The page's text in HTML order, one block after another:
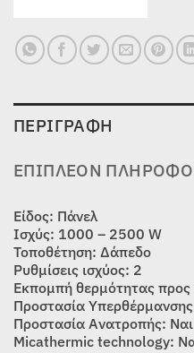
ΠΕΡΙΓΡΑΦΉ
ΕΠΙΠΛΈΟΝ
Είδος: Πάνελ
Ισχύς: 1000 – 2500 W
Τοποθέτηση: Δάπεδο
Ρυθμίσεις ισχύος: 2
Εκπομπή θερμότητας προς
Προστασία
Προστασία Ανατροπής: Ναι
Micathermic technology: